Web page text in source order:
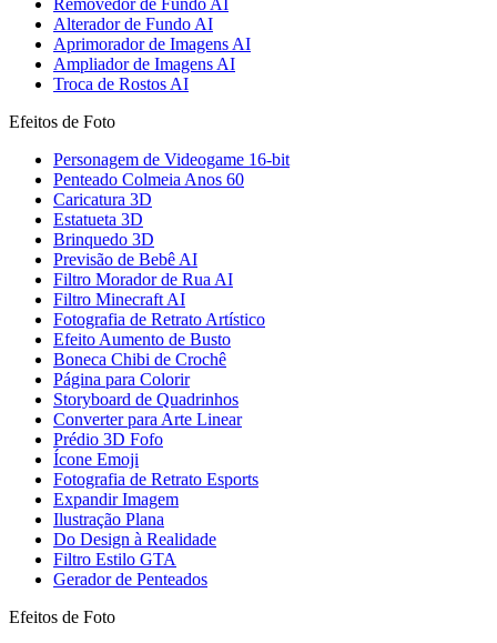
Alterador de Fundo AI
Aprimorador de Imagens AI
Ampliador de Imagens AI
Troca de Rostos AI
Efeitos de Foto
Personagem de Videogame 16-bit
Penteado Colmeia Anos 60
Caricatura 3D
Estatueta 3D
Brinquedo 3D
Previsão de Bebê AI
Filtro Morador de Rua AI
Filtro Minecraft AI
Fotografia de Retrato Artístico
Efeito Aumento de Busto
Boneca Chibi de Crochê
Página para Colorir
Storyboard de Quadrinhos
Converter para Arte Linear
Prédio 3D Fofo
Ícone Emoji
Fotografia de Retrato Esports
Expandir Imagem
Ilustração Plana
Do Design à Realidade
Filtro Estilo GTA
Gerador de Penteados
Efeitos de Foto